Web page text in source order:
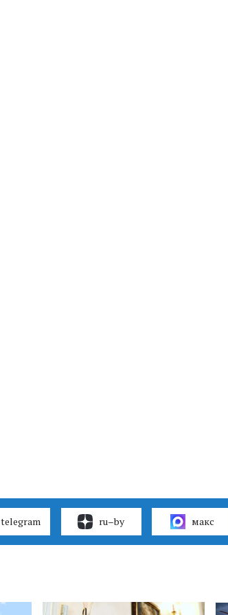
telegram ru–by макс